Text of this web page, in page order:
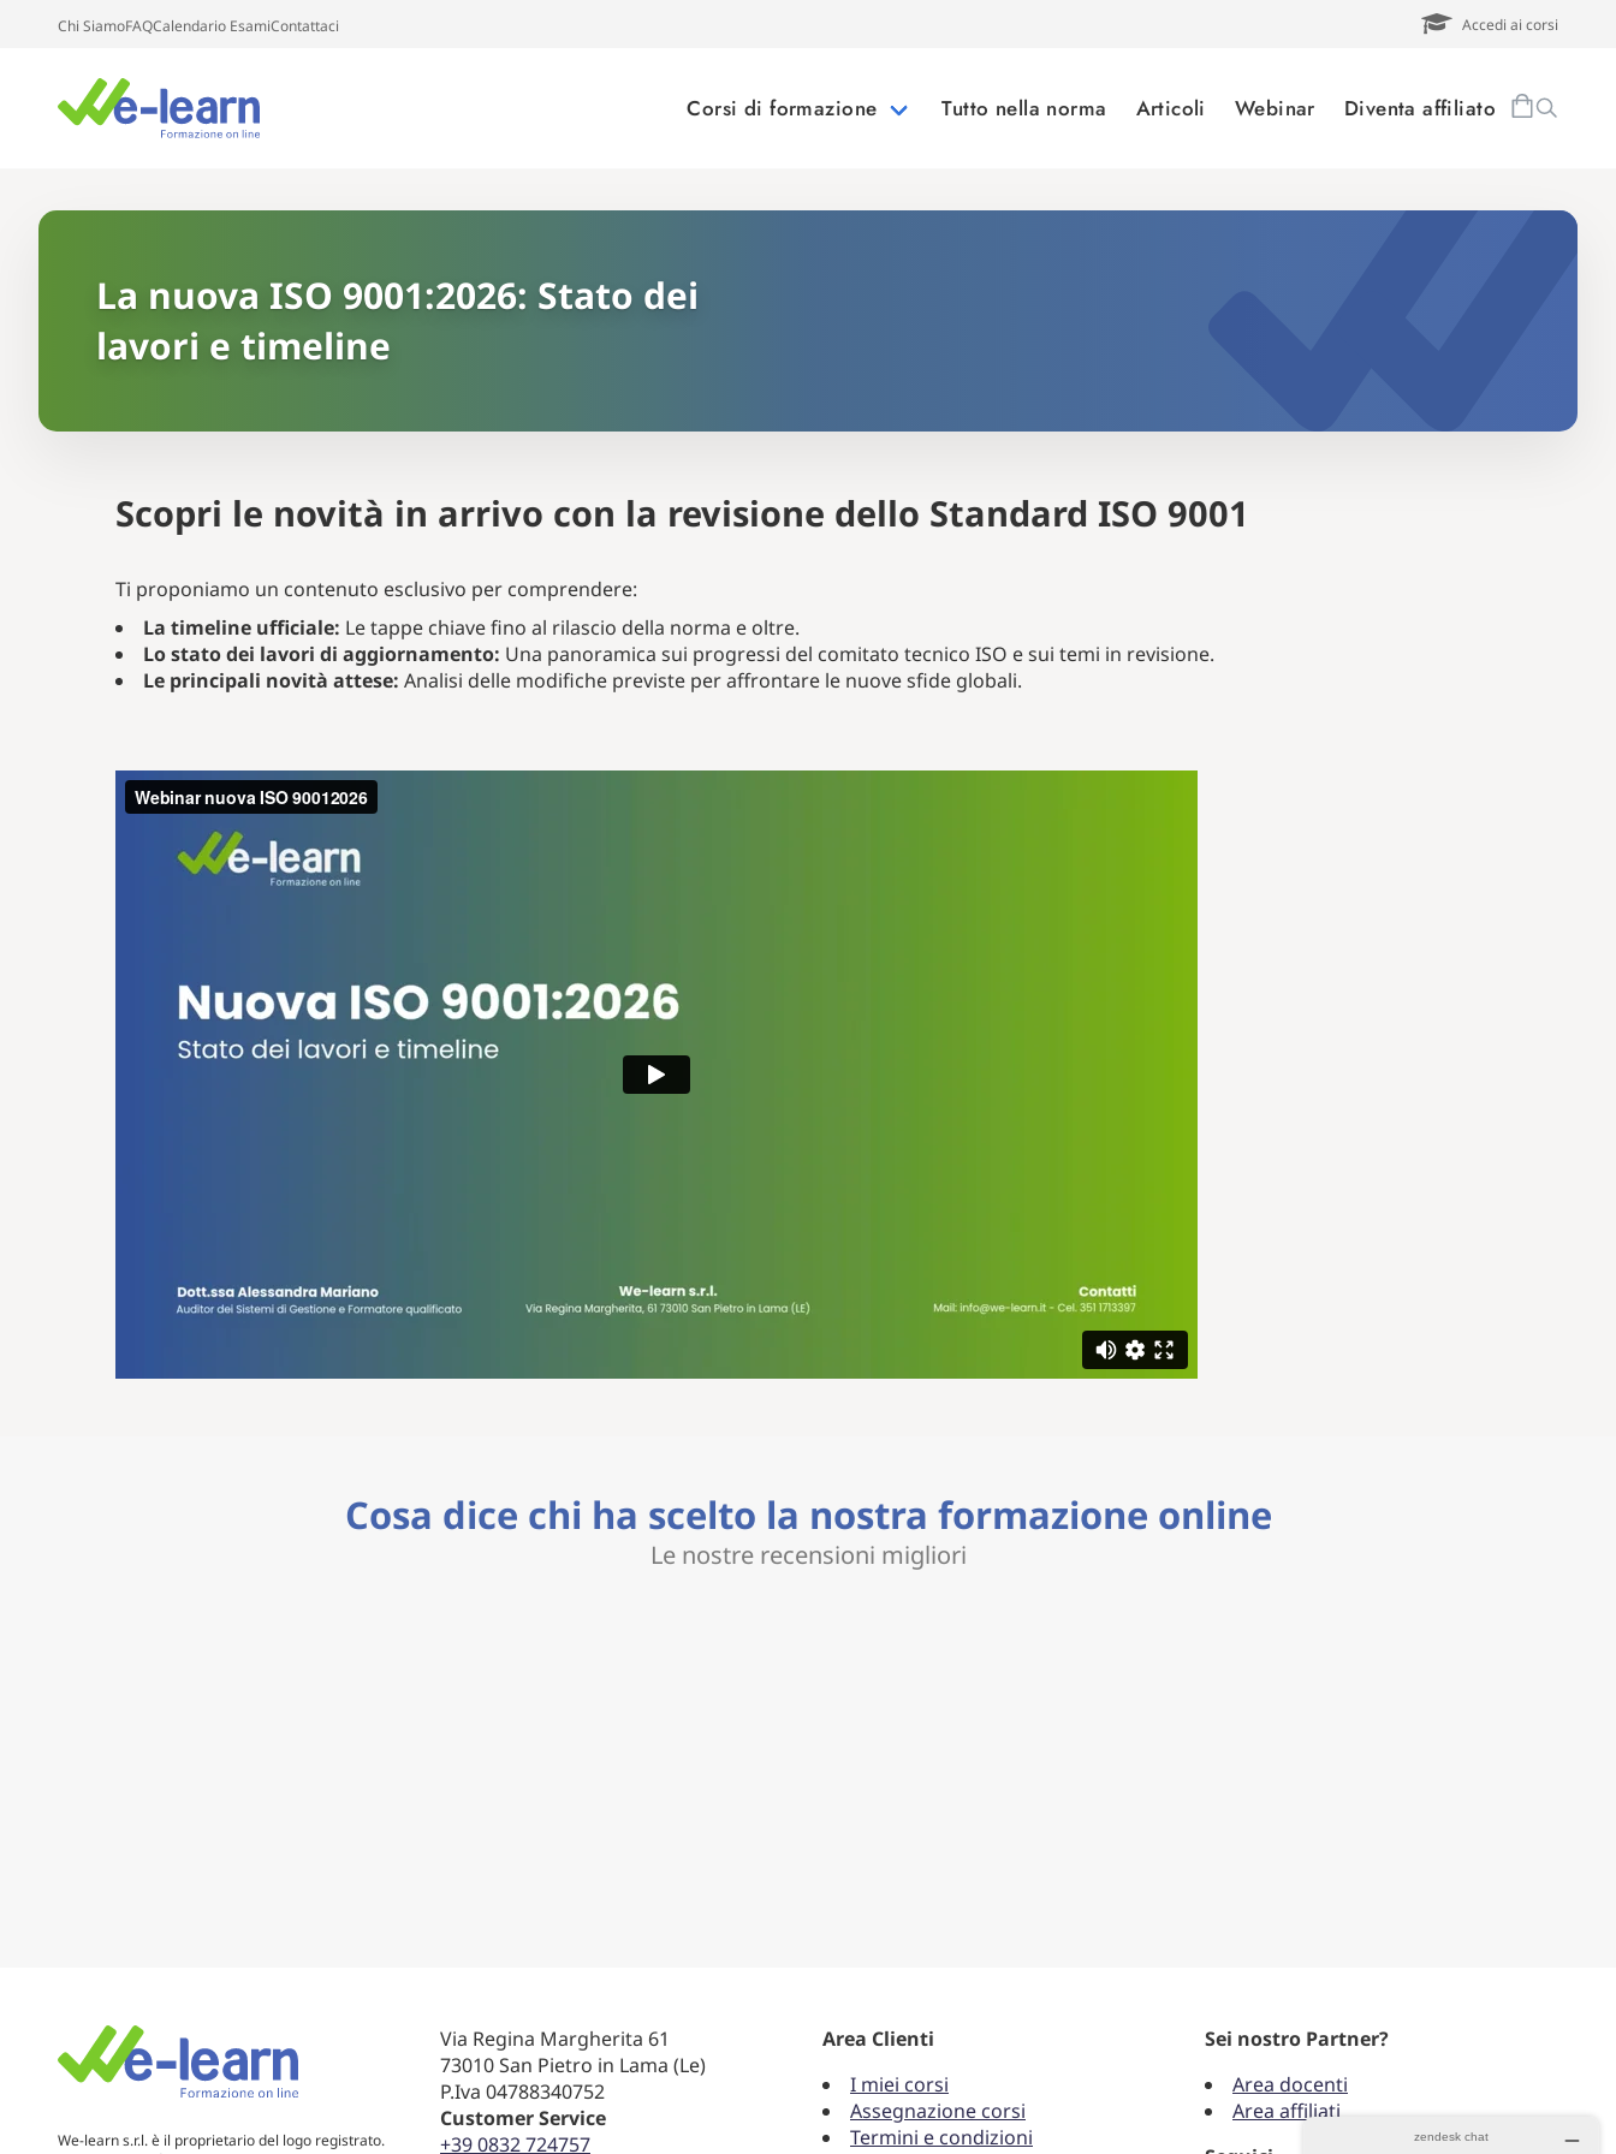
Chi SiamoFAQCalendario EsamiContattaci Accedi ai corsi
Corsi di formazione Tutto nella norma Articoli Webinar Diventa affiliato
La nuova ISO 9001:2026: Stato dei
lavori e timeline
Scopri le novità in arrivo con la revisione dello Standard ISO 9001
Ti proponiamo un contenuto esclusivo per comprendere:
La timeline ufficiale: Le tappe chiave fino al rilascio della norma e oltre.
Lo stato dei lavori di aggiornamento: Una panoramica sui progressi del comitato tecnico ISO e sui temi in revisione.
Le principali novità attese: Analisi delle modifiche previste per affrontare le nuove sfide globali.
Cosa dice chi ha scelto la nostra formazione online
Le nostre recensioni migliori
We-learn s.r.l. è il proprietario del logo registrato.
Via Regina Margherita 61
73010 San Pietro in Lama (Le)
P.Iva 04788340752
Customer Service
+39 0832 724757
Area Clienti
I miei corsi
Assegnazione corsi
Termini e condizioni
Sei nostro Partner?
Area docenti
Area affiliati